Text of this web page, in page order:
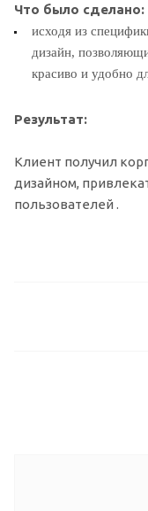
Что было сделано:
исходя из
дизайн,
красиво и удобно
Результат:
Клиент получил
дизайном,
пользователей .